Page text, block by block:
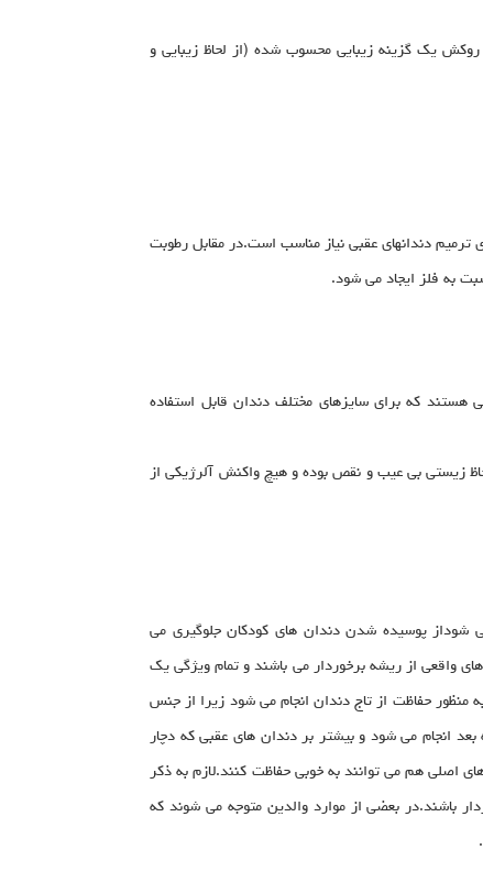
یک گزینه زیبایی محسوب شده (از لحاظ زیبایی و
ترمیم دندانهای عقبی نیاز مناسب است.در مقابل رطوبت
به فلز ایجاد می شود.
که برای سایزهای مختلف دندان قابل استفاده
زیستی بی عیب و نقص بوده و هیچ واکنش آلرژیکی از
شوداز پوسیده شدن دندان های کودکان جلوگیری می
واقعی از ریشه برخوردار می باشند و تمام ویژگی یک
منظور حفاظت از تاج دندان انجام می شود زیرا از جنس
توانند محافظت خوبی تا افتادن دندان داشته باشند.روکش دندان های شیری برای کودکان از سن 3 سالگی به بعد انجام می شود و بیشتر بر دندان های عقبی که دچار
اصلی هم می توانند به خوبی حفاظت کنند.لازم به ذکر
باشند.در بعضی از موارد والدین متوجه می شوند که